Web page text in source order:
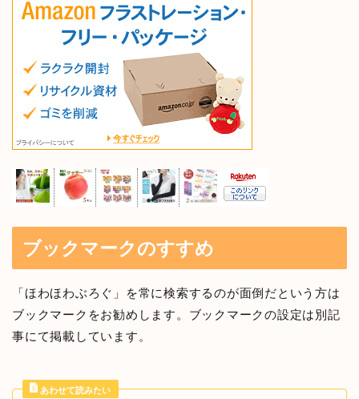
ブックマークのすすめ
「ほわほわぶろぐ」を常に検索するのが面倒だという方は
ブックマークをお勧めします。ブックマークの設定は別記
事にて掲載しています。